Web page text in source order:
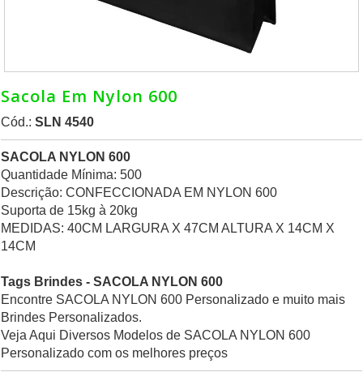
Sacola Em Nylon 600
Cód.: SLN 4540
SACOLA NYLON 600
Quantidade Mínima: 500
Descrição: CONFECCIONADA EM NYLON 600
Suporta de 15kg à 20kg
MEDIDAS: 40CM LARGURA X 47CM ALTURA X 14CM X
14CM
Tags Brindes - SACOLA NYLON 600
Encontre SACOLA NYLON 600 Personalizado e muito mais
Brindes Personalizados.
Veja Aqui Diversos Modelos de SACOLA NYLON 600
Personalizado com os melhores preços